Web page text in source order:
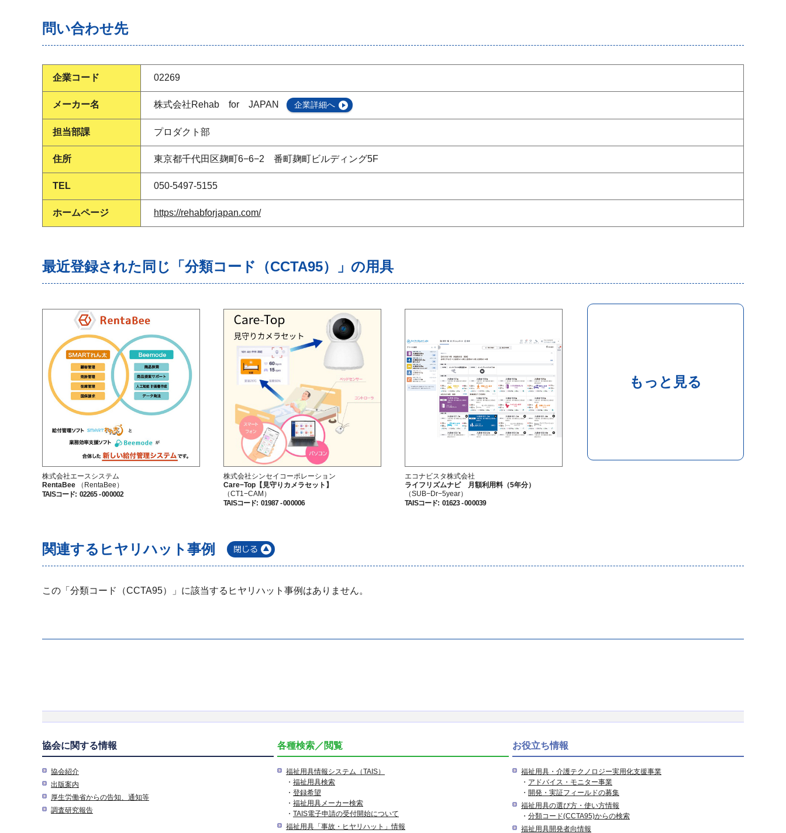
問い合わせ先
企業コード 02269
メーカー名 株式会社Rehab for JAPAN 企業詳細へ
担当部課 プロダクト部
住所 東京都千代田区麹町6−6−2 番町麹町ビルディング5F
TEL 050-5497-5155
ホームページ https://rehabforjapan.com/
最近登録された同じ「分類コード（CCTA95）」の用具
株式会社エースシステム
RentaBee
（RentaBee）
TAISコード: 02265 - 000002
株式会社シンセイコーポレーション
Care−Top【見守りカメラセット】
（CT1−CAM）
TAISコード: 01987 - 000006
エコナビスタ株式会社
ライフリズムナビ 月額利用料（5年分）
（SUB−Dr−5year）
TAISコード: 01623 - 000039
もっと見る
関連するヒヤリハット事例
この「分類コード（CCTA95）」に該当するヒヤリハット事例はありません。
協会に関する情報
協会紹介
出版案内
厚生労働省からの告知、通知等
調査研究報告
各種検索／閲覧
福祉用具情報システム（TAIS）
・ 福祉用具検索
・ 登録希望
・ 福祉用具メーカー検索
・ TAIS電子申請の受付開始について
福祉用具「事故・ヒヤリハット」情報
お役立ち情報
福祉用具・介護テクノロジー実用化支援事業
・ アドバイス・モニター事業
・ 開発・実証フィールドの募集
福祉用具の選び方・使い方情報
・ 分類コード(CCTA95)からの検索
福祉用具開発者向情報